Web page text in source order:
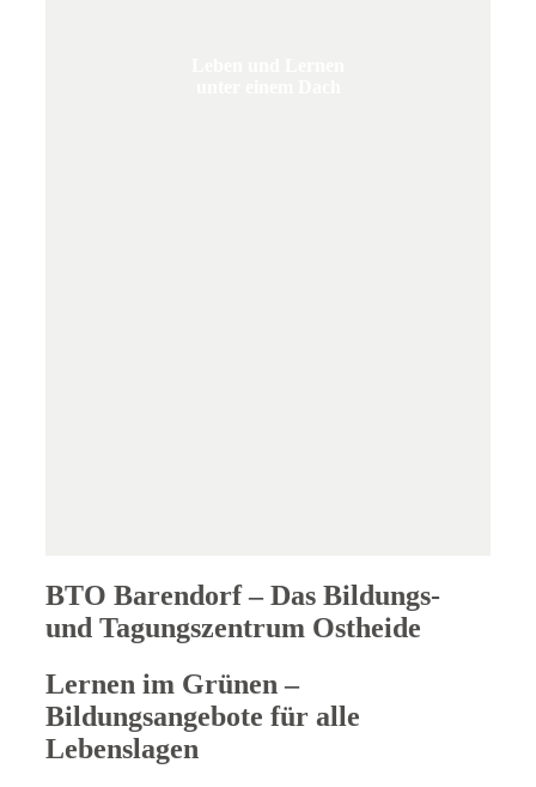
BTO Barendorf – Das Bildungs-
und Tagungszentrum Ostheide
Lernen im Grünen –
Bildungsangebote für alle
Lebenslagen